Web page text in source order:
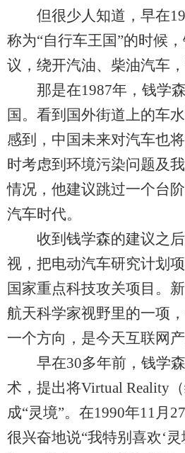
但很少人知道，早在
称为“自行车王国”的时候
议，绕开汽油、柴油汽车
那是在1987年，钱学森
国。看到国外街道上的车
感到，中国未来对汽车也
时考虑到环境污染问题及
情况，他建议跳过一个台
汽车时代。
收到钱学森的建议之后
视，把电动汽车研究计划
国家重点科技攻关项目。
航天科学家视野里的一项
一个方向，是今天互联网
早在30多年前，钱学森
术，提出将Virtual Reality
成“灵境”。在1990年11月
很兴奋地说“我特别喜欢‘